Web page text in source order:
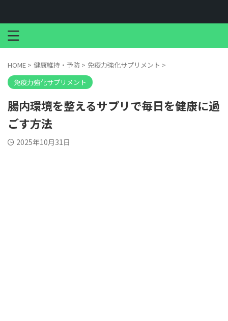
HOME > 健康維持・予防 > 免疫力強化サプリメント >
免疫力強化サプリメント
腸内環境を整えるサプリで毎日を健康に過
ごす方法
2025年10月31日